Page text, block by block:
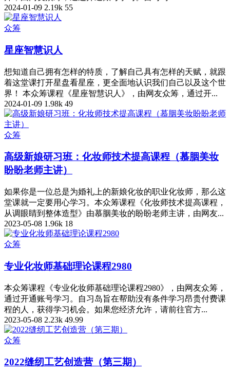
2024-01-09 2.19k 55
众筹
星座智慧识人
想知道自己拥有怎样的特质，了解自己具有怎样的天赋，就跟
着这堂课打开星盘看星座，更全面地认识我们自己以及这个世
界！ 本众筹课程《星座智慧识人》，由网友众筹，通过开...
2024-01-09 1.98k 49
众筹
高级新娘研习班：化妆师技术提高课程（慕胭美妆
盼盼老师主讲）
如果你是一位总是为婚礼上的新娘化妆的职业化妆师，那么这
堂课就一定要用心学习。本众筹课程《化妆师技术提高课程，
从调眼睛到整体造型》由慕胭美妆的盼盼老师主讲，由网友...
2023-05-08 1.96k 18
众筹
专业化妆师基础理论课程2980
本众筹课程《专业化妆师基础理论课程2980》，由网友众筹，
通过开通账号学习。自习岛旨在帮助没有条件学习昂贵付费课
程的人，获得学习机会。如果您经济允许，请前往官方...
2023-05-08 2.23k 49.99
众筹
2022缝纫工艺创造营（第三期）